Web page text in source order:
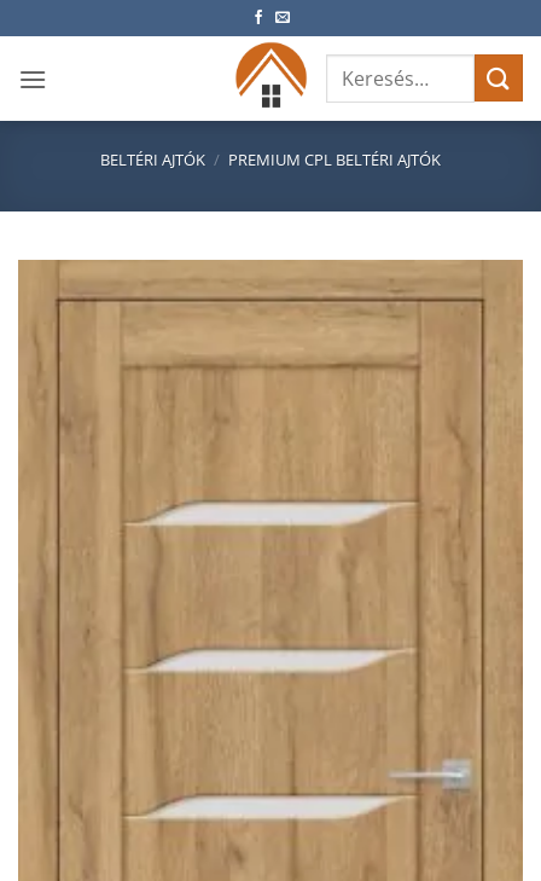
to
content
Keresés
következőre:
BELTÉRI AJTÓK / PREMIUM CPL BELTÉRI AJTÓK